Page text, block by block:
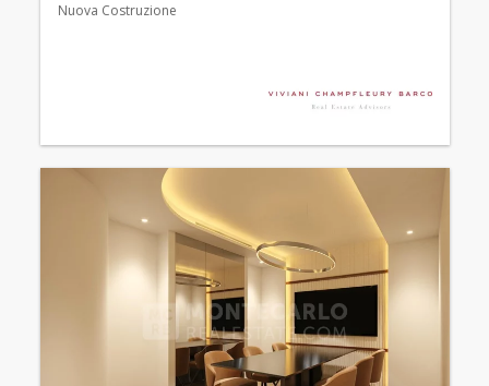
Nuova Costruzione